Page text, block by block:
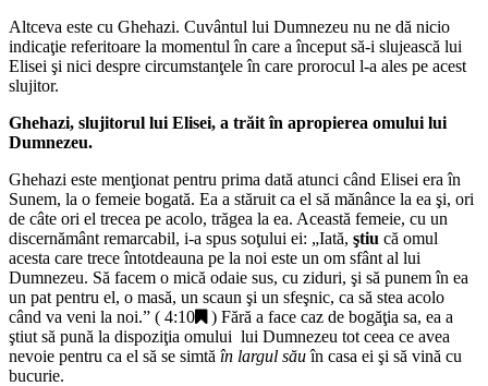
Altceva este cu Ghehazi. Cuvântul lui Dumnezeu nu ne dă nicio
indicaţie referitoare la momentul în care a început să-i slujească lui
Elisei şi nici despre circumstanţele în care prorocul l-a ales pe acest
slujitor.
Ghehazi, slujitorul lui Elisei, a trăit în apropierea omului lui
Dumnezeu.
Ghehazi este menţionat pentru prima dată atunci când Elisei era în
Sunem, la o femeie bogată. Ea a stăruit ca el să mănânce la ea şi, ori
de câte ori el trecea pe acolo, trăgea la ea. Această femeie, cu un
discernământ remarcabil, i-a spus soţului ei: „Iată, ştiu că omul
acesta care trece întotdeauna pe la noi este un om sfânt al lui
Dumnezeu. Să facem o mică odaie sus, cu ziduri, şi să punem în ea
un pat pentru el, o masă, un scaun şi un sfeşnic, ca să stea acolo
când va veni la noi.” ( 4:10
) Fără a face caz de bogăţia sa, ea a
ştiut să pună la dispoziţia omului lui Dumnezeu tot ceea ce avea
nevoie pentru ca el să se simtă în largul săuîn casa ei şi să vină cu
bucurie.